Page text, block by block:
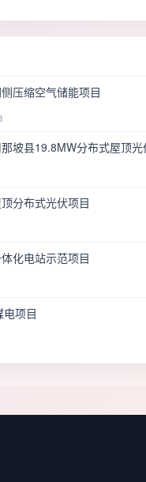
压缩空气储能项目
坡县19.8MW分布式屋顶
分布式光伏项目
化电站示范项目
项目